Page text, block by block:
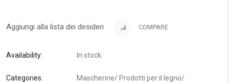
Aggiungi alla lista dei desideri COMPARE
Availability: In stock
Categories: Mascherine/ Prodotti per il legno/